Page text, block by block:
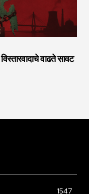
वाढते सावट
1547